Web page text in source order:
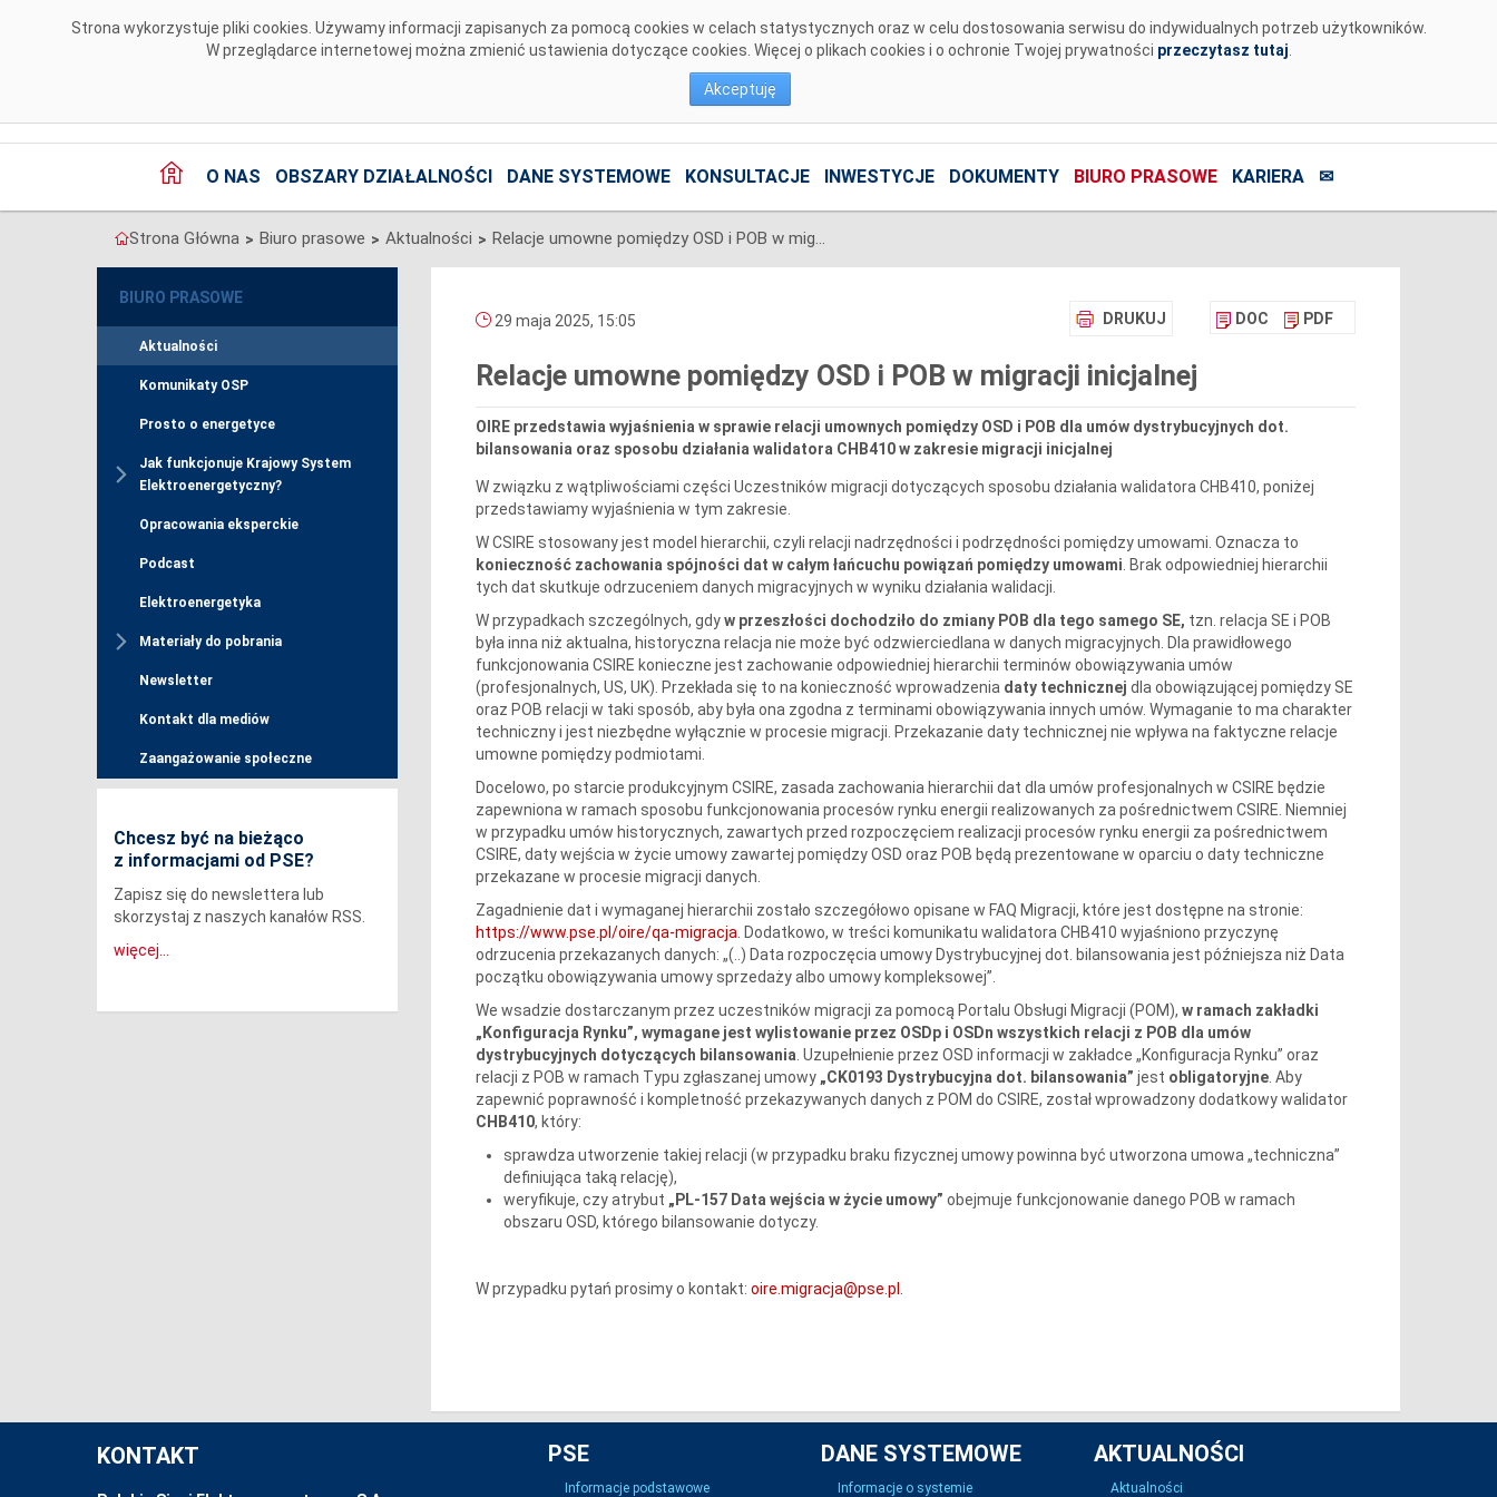
Strona wykorzystuje pliki cookies. Używamy informacji zapisanych za pomocą cookies w celach statystycznych oraz w celu dostosowania serwisu do indywidualnych potrzeb użytkowników.
W przeglądarce internetowej można zmienić ustawienia dotyczące cookies. Więcej o plikach cookies i o ochronie Twojej prywatności przeczytasz tutaj
Akceptuję
O NAS OBSZARY DZIAŁALNOŚCI DANE SYSTEMOWE KONSULTACJE INWESTYCJE DOKUMENTY BIURO PRASOWE KARIERA ✉
Strona Główna > Biuro prasowe > Aktualności > Relacje umowne pomiędzy OSD i POB w migracji inicjalnej
BIURO PRASOWE
Aktualności
Komunikaty OSP
Prosto o energetyce
Jak funkcjonuje Krajowy System
Elektroenergetyczny?
Opracowania eksperckie
Podcast
Elektroenergetyka
Materiały do pobrania
Newsletter
Kontakt dla mediów
Zaangażowanie społeczne
Chcesz być na bieżąco
z informacjami od PSE?
Zapisz się do newslettera lub
skorzystaj z naszych kanałów RSS.
więcej...
DRUKUJ DOC PDF
29 maja 2025, 15:05
Relacje umowne pomiędzy OSD i POB w migracji inicjalnej
OIRE przedstawia wyjaśnienia w sprawie relacji umownych pomiędzy OSD i POB dla umów dystrybucyjnych dot.
bilansowania oraz sposobu działania walidatora CHB410 w zakresie migracji inicjalnej
W związku z wątpliwościami części Uczestników migracji dotyczących sposobu działania walidatora CHB410, poniżej
przedstawiamy wyjaśnienia w tym zakresie.
W CSIRE stosowany jest model hierarchii, czyli relacji nadrzędności i podrzędności pomiędzy umowami. Oznacza to
konieczność zachowania spójności dat w całym łańcuchu powiązań pomiędzy umowami . Brak odpowiedniej hierarchii
tych dat skutkuje odrzuceniem danych migracyjnych w wyniku działania walidacji.
W przypadkach szczególnych, gdyw przeszłości dochodziło do zmiany POB dla tego samego SE, tzn. relacja SE i POB
była inna niż aktualna, historyczna relacja nie może być odzwierciedlana w danych migracyjnych. Dla prawidłowego
funkcjonowania CSIRE konieczne jest zachowanie odpowiedniej hierarchii terminów obowiązywania umów
(profesjonalnych, US, UK). Przekłada się to na konieczność wprowadzenia daty technicznej dla obowiązującej pomiędzy SE
oraz POB relacji w taki sposób, aby była ona zgodna z terminami obowiązywania innych umów. Wymaganie to ma charakter
techniczny i jest niezbędne wyłącznie w procesie migracji. Przekazanie daty technicznej nie wpływa na faktyczne relacje
umowne pomiędzy podmiotami.
Docelowo, po starcie produkcyjnym CSIRE, zasada zachowania hierarchii dat dla umów profesjonalnych w CSIRE będzie
zapewniona w ramach sposobu funkcjonowania procesów rynku energii realizowanych za pośrednictwem CSIRE. Niemniej
w przypadku umów historycznych, zawartych przed rozpoczęciem realizacji procesów rynku energii za pośrednictwem
CSIRE, daty wejścia w życie umowy zawartej pomiędzy OSD oraz POB będą prezentowane w oparciu o daty techniczne
przekazane w procesie migracji danych.
Zagadnienie dat i wymaganej hierarchii zostało szczegółowo opisane w FAQ Migracji, które jest dostępne na stronie:
https://www.pse.pl/oire/qa-migracja . Dodatkowo, w treści komunikatu walidatora CHB410 wyjaśniono przyczynę
odrzucenia przekazanych danych: „(..) Data rozpoczęcia umowy Dystrybucyjnej dot. bilansowania jest późniejsza niż Data
początku obowiązywania umowy sprzedaży albo umowy kompleksowej”.
We wsadzie dostarczanym przez uczestników migracji za pomocą Portalu Obsługi Migracji (POM), w ramach zakładki
„Konfiguracja Rynku”, wymagane jest wylistowanie przez OSDp i OSDn wszystkich relacji z POB dla umów
dystrybucyjnych dotyczących bilansowania . Uzupełnienie przez OSD informacji w zakładce „Konfiguracja Rynku” oraz
relacji z POB w ramach Typu zgłaszanej umowy „CK0193 Dystrybucyjna dot. bilansowania” jest obligatoryjne. Aby
zapewnić poprawność i kompletność przekazywanych danych z POM do CSIRE, został wprowadzony dodatkowy walidator
CHB410, który:
sprawdza utworzenie takiej relacji (w przypadku braku fizycznej umowy powinna być utworzona umowa „techniczna”
definiująca taką relację),
weryfikuje, czy atrybut „PL-157 Data wejścia w życie umowy” obejmuje funkcjonowanie danego POB w ramach
obszaru OSD, którego bilansowanie dotyczy.
W przypadku pytań prosimy o kontakt: oire.migracja@pse.pl
KONTAKT PSE
Informacje podstawowe
DANE SYSTEMOWE
Informacje o systemie
AKTUALNOŚCI
Aktualności